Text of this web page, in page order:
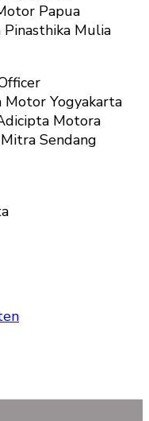
Papua
Pinasthika Mulia
Motor Yogyakarta
Motora
Sendang